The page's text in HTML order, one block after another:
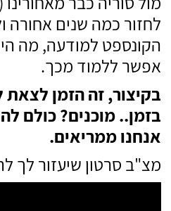
לחזור כמה שנים אחורה
הקונספט למודעה, מה
אפשר ללמוד מכך.
בקיצור, זה הזמן
בזמן.. מוכנים? כולם
אנחנו ממריאים.
מצ"ב סרטון שיעזור לך